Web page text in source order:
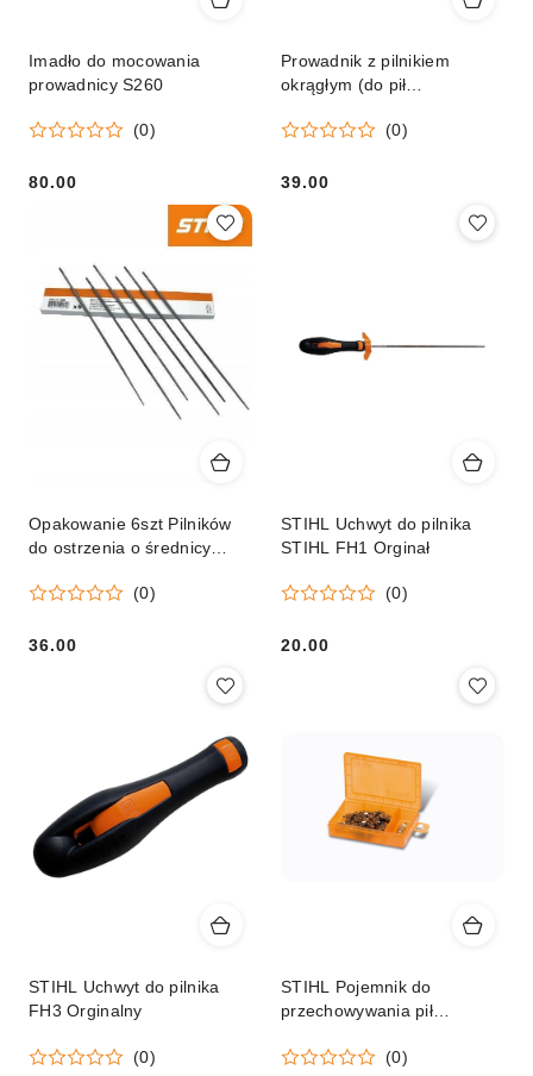
Imadło do mocowania
prowadnicy S260
(0)
Cena:
80.00
Prowadnik z pilnikiem
okrągłym (do pił
śr. 3,2 mm)
(0)
Cena:
39.00
Opakowanie 6szt Pilników
do ostrzenia o średnicy
(0)
36.00
STIHL Uchwyt do pilnika
STIHL FH1 Orginał
(0)
20.00
STIHL Uchwyt do pilnika
FH3 Orginalny
(0)
STIHL Pojemnik do
przechowywania pił
(0)